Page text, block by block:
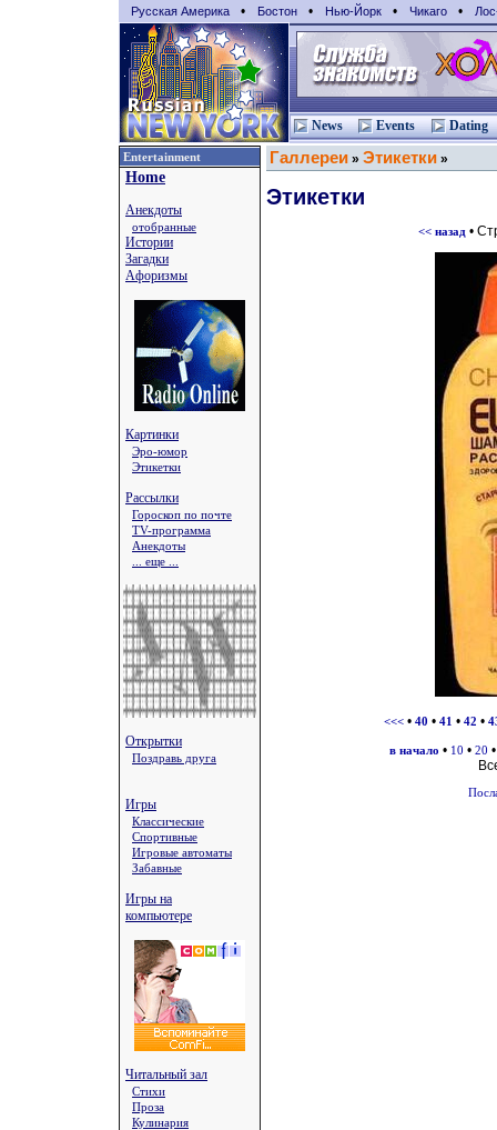
Русская Америка • Бостон • Нью-Йорк • Чикаго •
News Events Dating
Entertainment
Home
Анекдоты
отобранные
Истории
Загадки
Афоризмы
Картинки
Эро-юмор
Этикетки
Рассылки
Гороскоп по почте
TV-программа
Анекдоты
... еще ...
Открытки
Поздравь друга
Игры
Классические
Спортивные
Игровые автоматы
Забавные
Игры на
компьютере
Читальный зал
Стихи
Проза
Кулинария
Галлереи » Этикетки »
Этикетки
<< назад •
<<<• 40 • 41 • 42 •
в начало • 10 • 20